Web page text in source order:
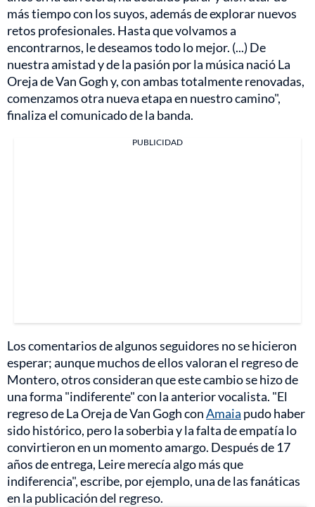
más tiempo con los suyos, además de explorar nuevos
retos profesionales. Hasta que volvamos a
encontrarnos, le deseamos todo lo mejor. (...) De
nuestra amistad y de la pasión por la música nació La
Oreja de Van Gogh y, con ambas totalmente renovadas,
comenzamos otra nueva etapa en nuestro camino",
finaliza el comunicado de la banda.
PUBLICIDAD
Los comentarios de algunos seguidores no se hicieron
esperar; aunque muchos de ellos valoran el regreso de
Montero, otros consideran que este cambio se hizo de
una forma "indiferente" con la anterior vocalista. "El
regreso de La Oreja de Van Gogh conAmaia pudo haber
sido histórico, pero la soberbia y la falta de empatía lo
convirtieron en un momento amargo. Después de 17
años de entrega, Leire merecía algo más que
indiferencia", escribe, por ejemplo, una de las fanáticas
en la publicación del regreso.